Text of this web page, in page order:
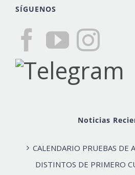
SÍGUENOS
Noticias
CALENDARIO PRUEBAS DE
DISTINTOS DE PRIMERO